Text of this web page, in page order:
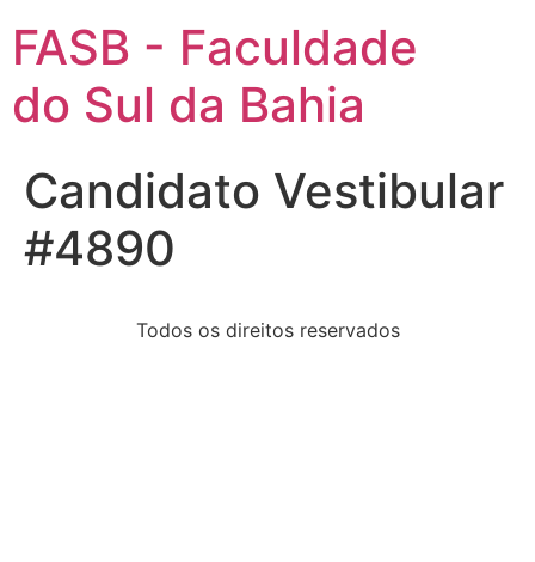
FASB - Faculdade
do Sul da Bahia
Candidato Vestibular
#4890
Todos os direitos reservados